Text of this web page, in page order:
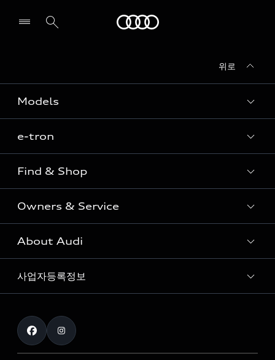
위로
Models
Sedan
SUV
Coupe
S range
e-tron
e-tron
Find & Shop
전시장/AAP 전시장/AS센터
아우디 신차 재고
아우디 모델 비교하기
아우디 공식 인증 중고차
The new Audi A6 Taste Drive 이벤트
Owners & Service
고객안내
Audi Connect
myAudiworld
내비게이션 데이터 다운로드
아우디 영상 매뉴얼
About Audi
아우디 브랜드
Formula 1
Audi Story
사업자등록정보
통신판매업신고번호 : 2024-서울종로-1079
대표자명 : 틸 셰어